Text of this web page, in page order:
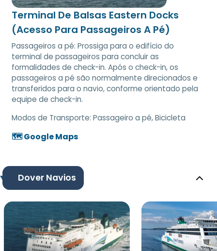
Terminal De Balsas Eastern Docks
(Acesso Para Passageiros A Pé)
Passageiros a pé: Prossiga para o edifício do
terminal de passageiros para concluir as
formalidades de check-in. Após o check-in, os
passageiros a pé são normalmente direcionados e
transferidos para o navio, conforme orientado pela
equipe de check-in.
Modos de Transporte: Passageiro a pé, Bicicleta
🗺️ Google Maps
Dover Navios